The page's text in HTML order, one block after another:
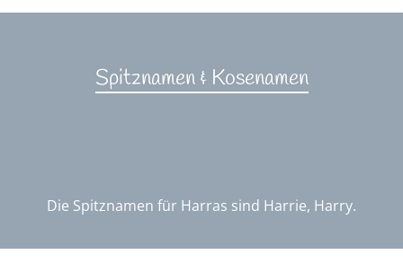
Spitznamen & Kosenamen
Die Spitznamen für Harras sind Harrie, Harry.